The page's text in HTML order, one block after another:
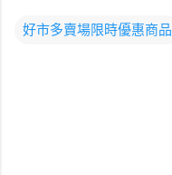
好市多賣場限時優惠商品